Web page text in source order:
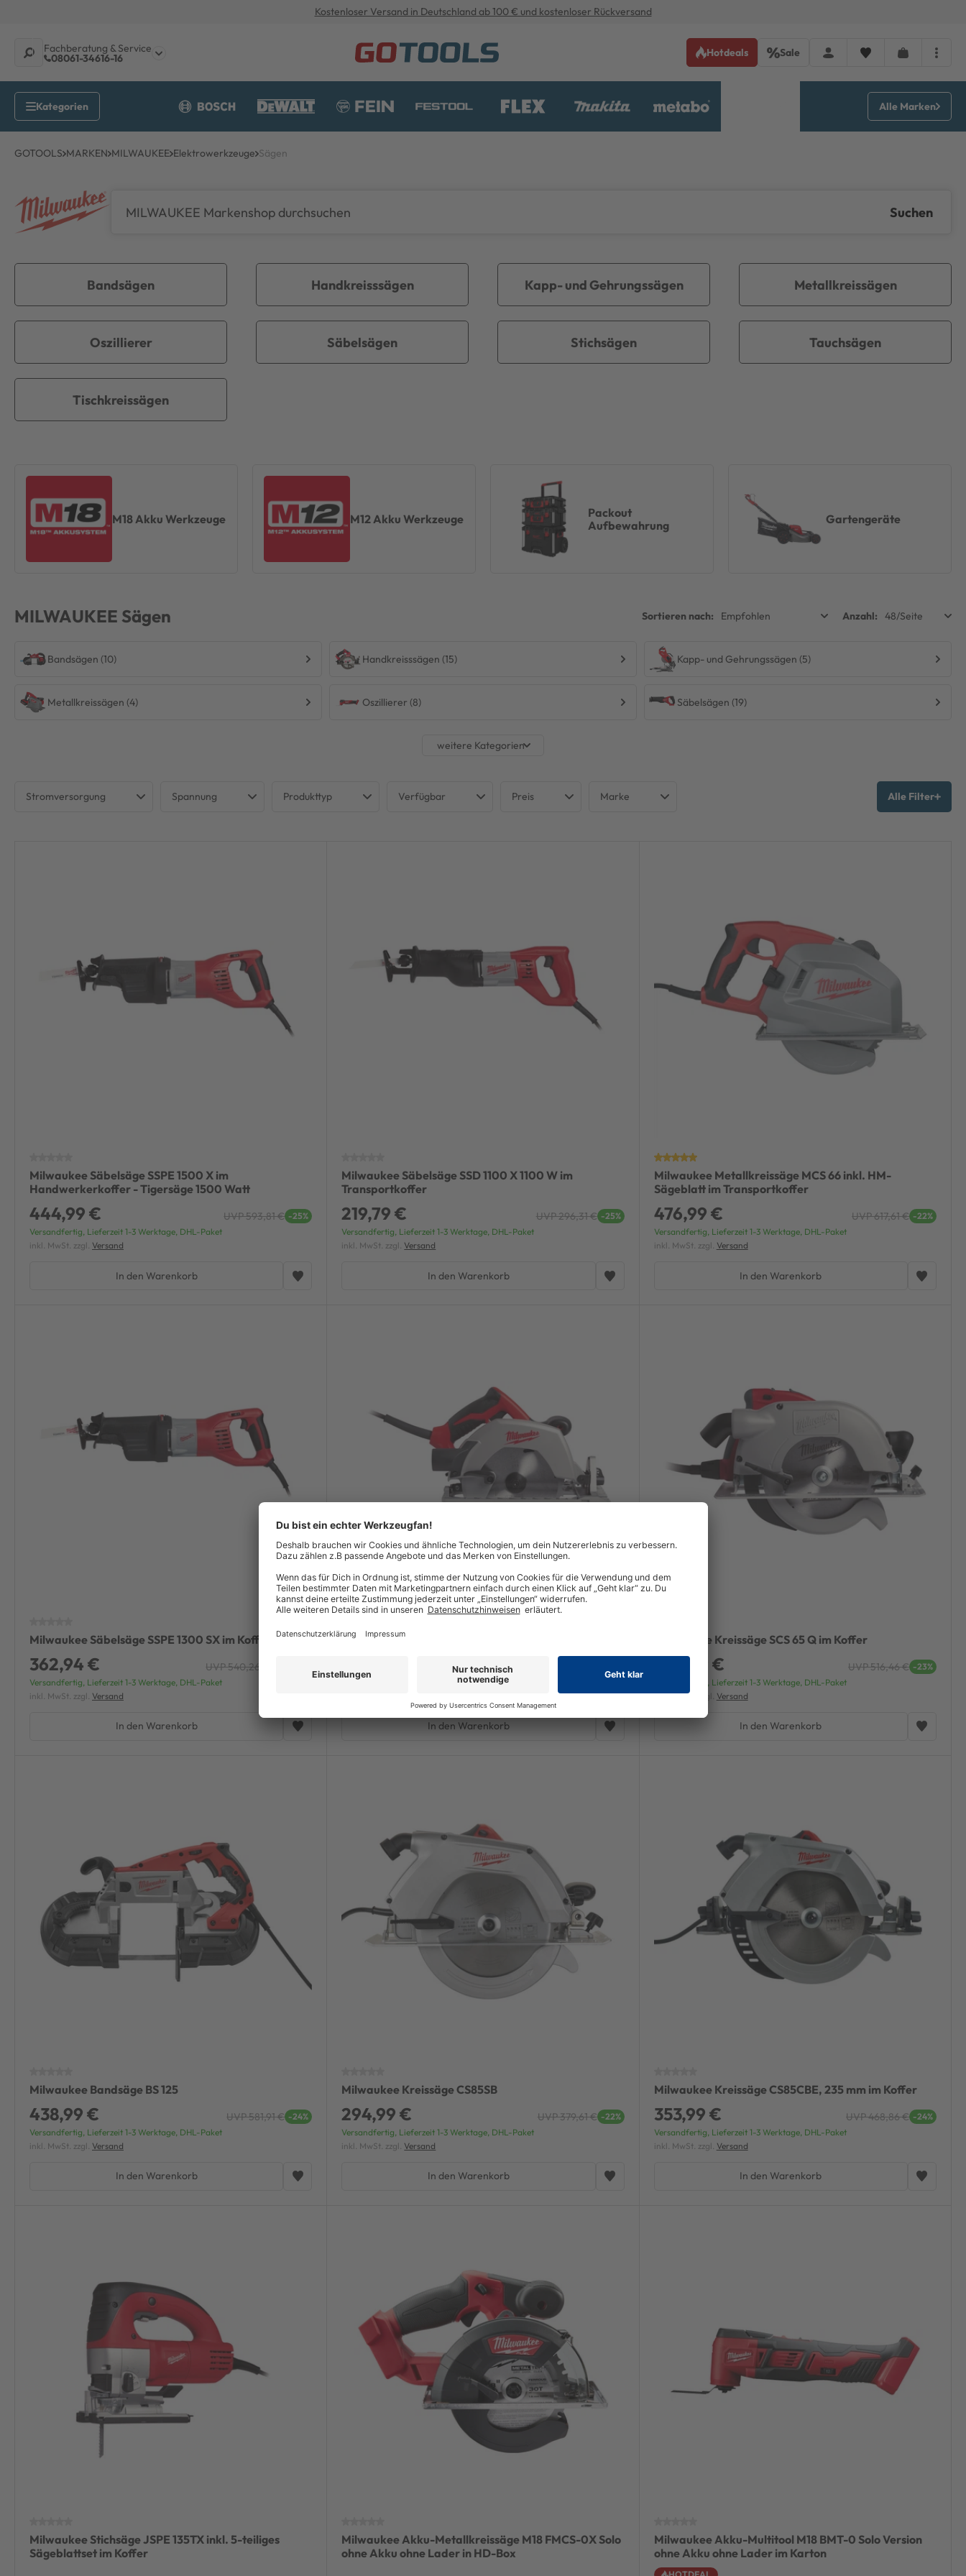
Kostenloser Versand in Deutschland ab 100 € und kostenloser Rückversand
Fachberatung & Service
08061-34616-16 Hotdeals Sale
Alle Marken
GOTOOLS MARKEN MILWAUKEE Elektrowerkzeuge Sägen
Suchen
Kapp- und Gehrungssägen
Tischkreissägen
Handkreisssägen
Tauchsägen
Stichsägen
Säbelsägen
Bandsägen Metallkreissägen
Oszillierer
M18 Akku Werkzeuge M12 Akku Werkzeuge
Packout
Aufbewahrung
Gartengeräte
MILWAUKEE Sägen
Bandsägen (10) Handkreisssägen (15) Kapp- und Gehrungssägen (5)
Metallkreissägen (4) Oszillierer (8) Säbelsägen (19)
Stromversorgung Spannung Produkttyp Verfügbar Preis Marke Alle Filter
Milwaukee Säbelsäge SSPE 1500 X im
Handwerkerkoffer - Tigersäge 1500 Watt
444,99 € UVP 593,81 € -25%
Versandfertig, Lieferzeit 1-3 Werktage, DHL-Paket
inkl. MwSt. zzgl. Versand
In den Warenkorb
Milwaukee Säbelsäge SSD 1100 X 1100 W im
Transportkoffer
219,79 € UVP 296,31 € -25%
Versandfertig, Lieferzeit 1-3 Werktage, DHL-Paket
inkl. MwSt. zzgl. Versand
In den Warenkorb
Milwaukee Metallkreissäge MCS 66 inkl. HM-
Sägeblatt im Transportkoffer
476,99 € UVP 617,61 € -22%
Versandfertig, Lieferzeit 1-3 Werktage, DHL-Paket
inkl. MwSt. zzgl. Versand
In den Warenkorb
Milwaukee Säbelsäge SSPE 1300 SX im Koffer
362,94 € UVP 540,26 €
Versandfertig, Lieferzeit 1-3 Werktage, DHL-Paket
inkl. MwSt. zzgl. Versand
In den Warenkorb
Milwaukee Kreissäge CS 60 im Karton
Versandfertig, Lieferzeit 1-3 Werktage, DHL-Paket
In den Warenkorb
Milwaukee Kreissäge SCS 65 Q im Koffer
396,29 € UVP 516,46 € -23%
Versandfertig, Lieferzeit 1-3 Werktage, DHL-Paket
inkl. MwSt. zzgl. Versand
In den Warenkorb
Milwaukee Bandsäge BS 125
438,99 € UVP 581,91 € -24%
Versandfertig, Lieferzeit 1-3 Werktage, DHL-Paket
inkl. MwSt. zzgl. Versand
In den Warenkorb
Milwaukee Kreissäge CS85SB
294,99 € UVP 379,61 € -22%
Versandfertig, Lieferzeit 1-3 Werktage, DHL-Paket
inkl. MwSt. zzgl. Versand
In den Warenkorb
Milwaukee Kreissäge CS85CBE, 235 mm im Koffer
353,99 € UVP 468,86 € -24%
Versandfertig, Lieferzeit 1-3 Werktage, DHL-Paket
inkl. MwSt. zzgl. Versand
In den Warenkorb
Milwaukee Stichsäge JSPE 135TX inkl. 5-teiliges
Sägeblattset im Koffer
Milwaukee Akku-Metallkreissäge M18 FMCS-0X Solo
ohne Akku ohne Lader in HD-Box
Milwaukee Akku-Multitool M18 BMT-0 Solo Version
ohne Akku ohne Lader im Karton